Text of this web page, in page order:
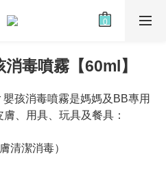
毒噴霧【60ml】
孩消毒噴霧是媽媽及BB專用
、用具、玩具及餐具：
清潔消毒）